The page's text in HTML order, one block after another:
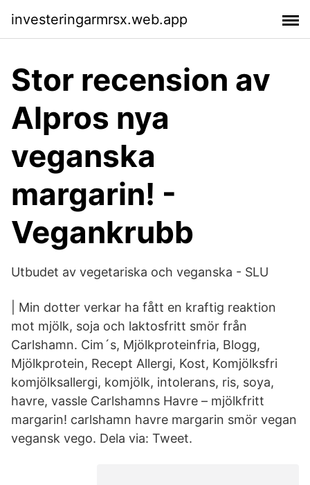
investeringarmrsx.web.app
Stor recension av
Alpros nya
veganska
margarin! -
Vegankrubb
Utbudet av vegetariska och veganska - SLU
| Min dotter verkar ha fått en kraftig reaktion
mot mjölk, soja och laktosfritt smör från
Carlshamn. Cim´s, Mjölkproteinfria, Blogg,
Mjölkprotein, Recept Allergi, Kost, Komjölksfri
komjölksallergi, komjölk, intolerans, ris, soya,
havre, vassle Carlshamns Havre – mjölkfritt
margarin! carlshamn havre margarin smör vegan
vegansk vego. Dela via: Tweet.